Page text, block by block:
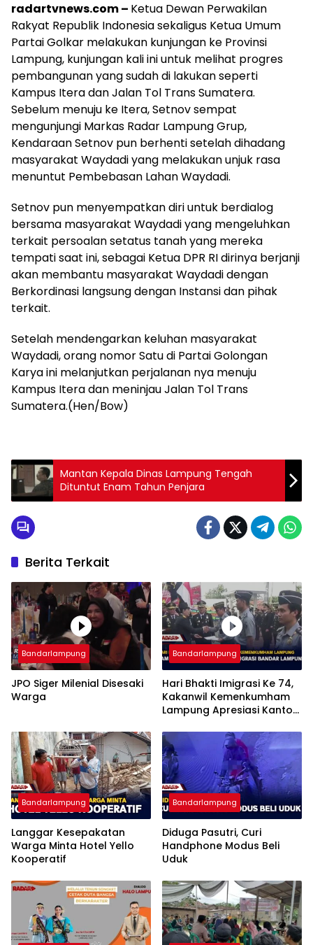
radartvnews.com – Ketua Dewan Perwakilan
Rakyat Republik Indonesia sekaligus Ketua Umum
Partai Golkar melakukan kunjungan ke Provinsi
Lampung, kunjungan kali ini untuk melihat progres
pembangunan yang sudah di lakukan seperti
Kampus Itera dan Jalan Tol Trans Sumatera.
Sebelum menuju ke Itera, Setnov sempat
mengunjungi Markas Radar Lampung Grup,
Kendaraan Setnov pun berhenti setelah dihadang
masyarakat Waydadi yang melakukan unjuk rasa
menuntut Pembebasan Lahan Waydadi.
Setnov pun menyempatkan diri untuk berdialog
bersama masyarakat Waydadi yang mengeluhkan
terkait persoalan setatus tanah yang mereka
tempati saat ini, sebagai Ketua DPR RI dirinya berjanji
akan membantu masyarakat Waydadi dengan
Berkordinasi langsung dengan Instansi dan pihak
terkait.
Setelah mendengarkan keluhan masyarakat
Waydadi, orang nomor Satu di Partai Golongan
Karya ini melanjutkan perjalanan nya menuju
Kampus Itera dan meninjau Jalan Tol Trans
Sumatera.(Hen/Bow)
Mantan Kepala Dinas Lampung Tengah
Dituntut Enam Tahun Penjara
Berita Terkait
Bandarlampung
JPO Siger Milenial Disesaki
Warga
Bandarlampung
Hari Bhakti Imigrasi Ke 74,
Kakanwil Kemenkumham
Lampung Apresiasi Kantor
Bandarlampung
Langgar Kesepakatan
Warga Minta Hotel Yello
Kooperatif
Bandarlampung
Diduga Pasutri, Curi
Handphone Modus Beli
Uduk